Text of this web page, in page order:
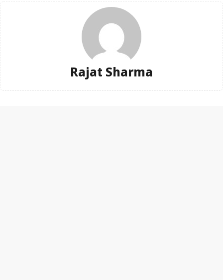
Rajat Sharma